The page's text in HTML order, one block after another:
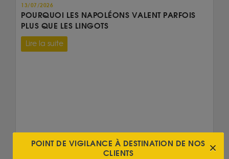
13/07/2026
POURQUOI LES NAPOLÉONS VALENT PARFOIS
PLUS QUE LES LINGOTS
Lire la suite
POINT DE VIGILANCE À DESTINATION DE NOS
CLIENTS